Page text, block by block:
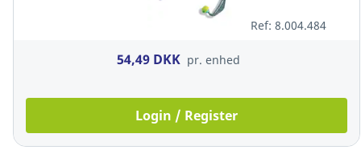
Ref: 8.004.484
54,49 DKK pr. enhed
Login / Register